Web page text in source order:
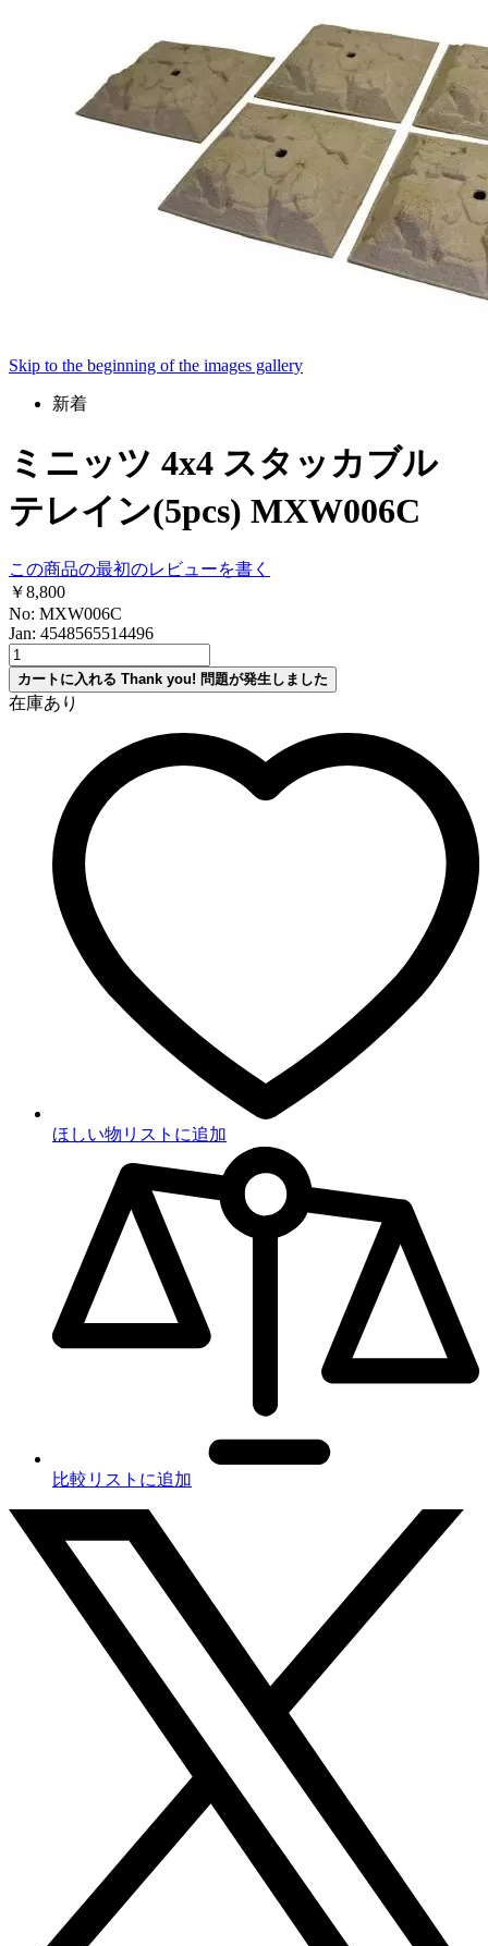
Skip to the beginning of the images gallery
新着
ミニッツ 4x4 スタッカブル
テレイン(5pcs) MXW006C
この商品の最初のレビューを書く
￥8,800
No: MXW006C
Jan: 4548565514496
カートに入れる Thank you! 問題が発生しました
在庫あり
ほしい物リストに追加
比較リストに追加